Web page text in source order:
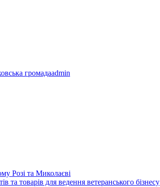
громадаadmin
Розі та Миколаєві
товарів для ведення ветеранського бізнесу